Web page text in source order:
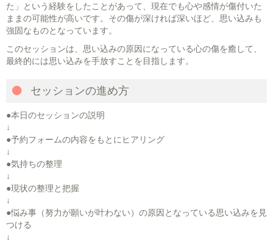
た」という経験をしたことがあって、現在でも心や感情が傷付いた
ままの可能性が高いです。その傷が深ければ深いほど、思い込みも
強固なものとなっています。
このセッションは、思い込みの原因になっている心の傷を癒して、
最終的には思い込みを手放すことを目指します。
セッションの進め方
●本日のセッションの説明
↓
●予約フォームの内容をもとにヒアリング
↓
●気持ちの整理
↓
●現状の整理と把握
↓
●悩み事（努力が願いが叶わない）の原因となっている思い込みを見
つける
↓